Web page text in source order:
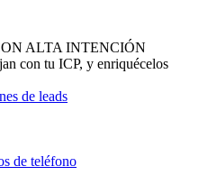
ALTA INTENCIÓN
con tu ICP, y enriquécelos
de leads
de teléfono